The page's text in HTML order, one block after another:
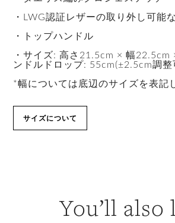
・LWG認証レザーの取り外し可能
・トップハンドル
・サイズ: 高さ21.5cm × 幅
ンドルドロップ: 55cm(±2.5cm調整
*幅については底辺のサイズを表記
サイズについて
You’ll also